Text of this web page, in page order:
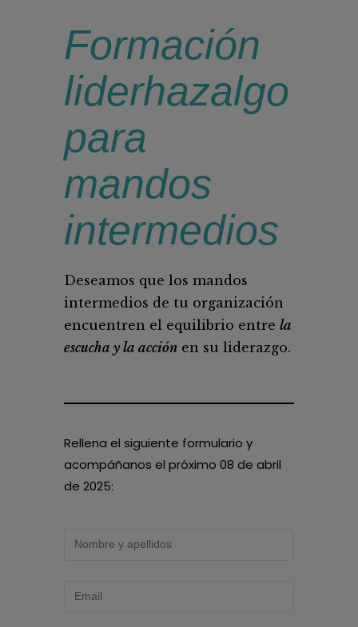
Formación
liderhazalgo
para
mandos
intermedios
Deseamos que los mandos
intermedios de tu organización
encuentren el equilibrio entre la
escucha y la acción en su liderazgo.
Rellena el siguiente formulario y
acompáñanos el próximo 08 de abril
de 2025: